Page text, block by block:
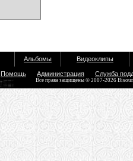
Альбомы Видеоклипы
Помощь Администрация Служба
Все права защищены © 2007-2026